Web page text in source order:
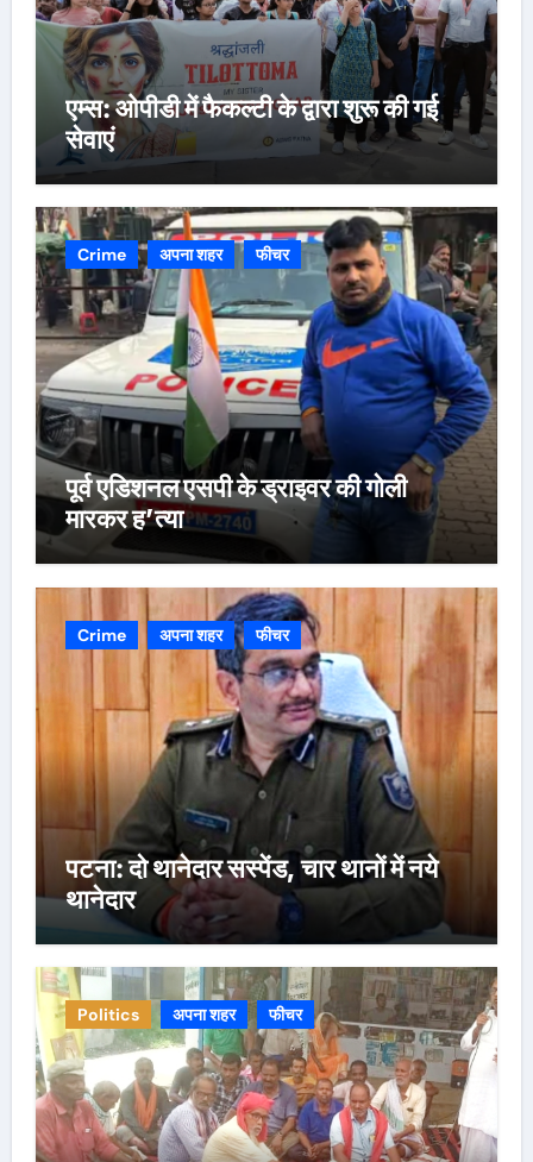
एम्स: ओपीडी में फैकल्टी के द्वारा शुरू की गई
सेवाएं
Crime अपना शहर फीचर
पूर्व एडिशनल एसपी के ड्राइवर की गोली
मारकर ह’त्या
Crime अपना शहर फीचर
पटना: दो थानेदार सस्पेंड, चार थानों में नये
थानेदार
Politics अपना शहर फीचर